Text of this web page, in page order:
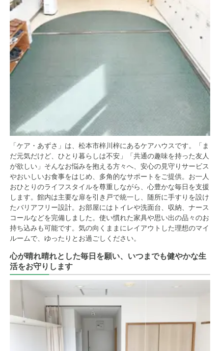
「ケア・あずさ」は、松本市梓川梓にあるケアハウスです。「ま
だ元気だけど、ひとり暮らしは不安」「共通の趣味を持った友人
が欲しい」そんなお悩みを抱える方々へ、安心の見守りサービス
やおいしいお食事をはじめ、多角的なサポートをご提供。お一人
おひとりのライフスタイルを尊重しながら、心豊かな毎日を支援
します。館内は主要な扉を引き戸で統一し、随所に手すりを設け
たバリアフリー設計。お部屋にはトイレや洗面台、収納、ナース
コールなどを完備しました。使い慣れた家具や思い出の品々のお
持ち込みも可能です。気の向くままにレイアウトした理想のマイ
ルームで、ゆったりとお過ごしください。
心が晴れ晴れとした毎日を願い、いつまでも健やかな生
活をお守りします